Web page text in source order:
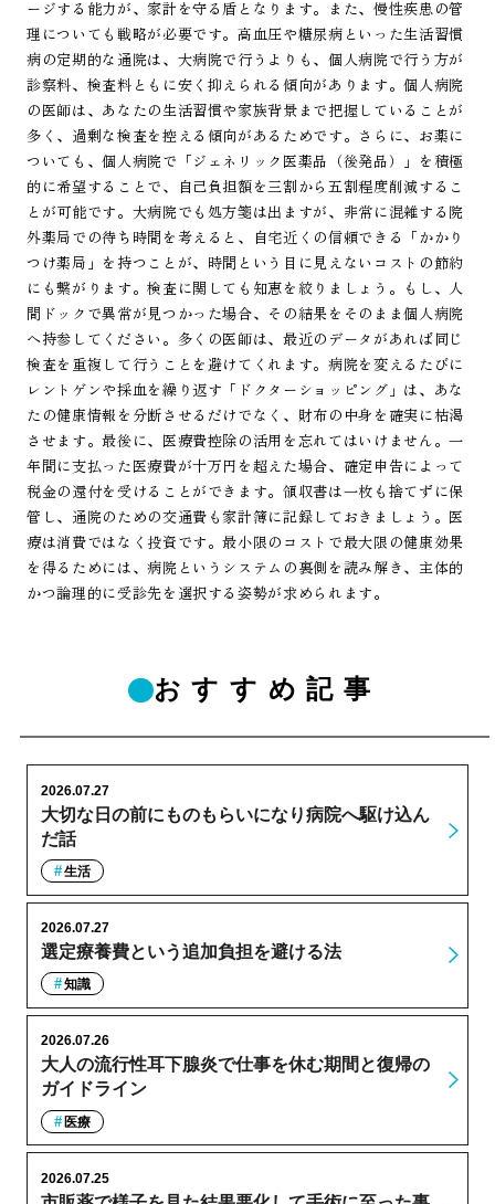
ージする能力が、家計を守る盾となります。また、慢性疾患の管
理についても戦略が必要です。高血圧や糖尿病といった生活習慣
病の定期的な通院は、大病院で行うよりも、個人病院で行う方が
診察料、検査料ともに安く抑えられる傾向があります。個人病院
の医師は、あなたの生活習慣や家族背景まで把握していることが
多く、過剰な検査を控える傾向があるためです。さらに、お薬に
ついても、個人病院で「ジェネリック医薬品（後発品）」を積極
的に希望することで、自己負担額を三割から五割程度削減するこ
とが可能です。大病院でも処方箋は出ますが、非常に混雑する院
外薬局での待ち時間を考えると、自宅近くの信頼できる「かかり
つけ薬局」を持つことが、時間という目に見えないコストの節約
にも繋がります。検査に関しても知恵を絞りましょう。もし、人
間ドックで異常が見つかった場合、その結果をそのまま個人病院
へ持参してください。多くの医師は、最近のデータがあれば同じ
検査を重複して行うことを避けてくれます。病院を変えるたびに
レントゲンや採血を繰り返す「ドクターショッピング」は、あな
たの健康情報を分断させるだけでなく、財布の中身を確実に枯渇
させます。最後に、医療費控除の活用を忘れてはいけません。一
年間に支払った医療費が十万円を超えた場合、確定申告によって
税金の還付を受けることができます。領収書は一枚も捨てずに保
管し、通院のための交通費も家計簿に記録しておきましょう。医
療は消費ではなく投資です。最小限のコストで最大限の健康効果
を得るためには、病院というシステムの裏側を読み解き、主体的
かつ論理的に受診先を選択する姿勢が求められます。
おすすめ記事
大切な日の前にものもらいになり病院へ駆け込ん
だ話
2026.07.27
生活
選定療養費という追加負担を避ける法
2026.07.27
知識
大人の流行性耳下腺炎で仕事を休む期間と復帰の
ガイドライン
2026.07.26
医療
2026.07.25